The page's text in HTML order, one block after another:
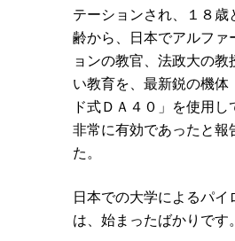
テーションされ、１８歳
齢から、日本でアルファ
ョンの教官、法政大の教
い教育を、最新鋭の機体
ド式ＤＡ４０」を使用し
非常に有効であったと報
た。
日本での大学によるパイ
は、始まったばかりです。